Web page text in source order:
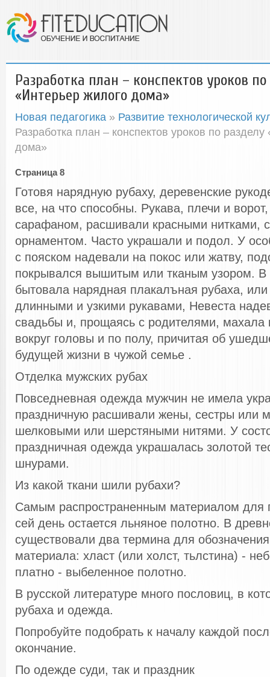
Разработка план – конспектов уроков
«Интерьер жилого дома»
Новая педагогика » Развитие технологической
Разработка план – конспектов уроков по
дома»
Страница 8
Готовя нарядную рубаху, деревенские
все, на что способны. Рукава, плечи и
сарафаном, расшивали красными нитками,
орнаментом. Часто украшали и подол. У
с пояском надевали на покос или жатву,
покрывался вышитым или тканым узором. В
бытовала нарядная плакалъная рубаха,
длинными и узкими рукавами, Невеста
свадьбы и, прощаясь с родителями, махала
вокруг головы и по полу, причитая об
будущей жизни в чужой семье .
Отделка мужских рубах
Повседневная одежда мужчин не имела
праздничную расшивали жены, сестры или
шелковыми или шерстяными нитями. У
праздничная одежда украшалась золотой
шнурами.
Из какой ткани шили рубахи?
Самым распространенным материалом для
сей день остается льняное полотно. В
существовали два термина для
материала: хласт (или холст, тьлстина) -
платно - выбеленное полотно.
В русской литературе много пословиц, в
рубаха и одежда.
Попробуйте подобрать к началу каждой
окончание.
По одежде суди, так и праздник